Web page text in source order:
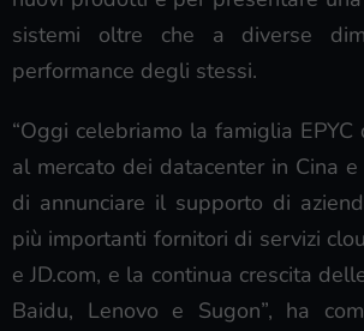
sistemi oltre che a diverse
performance degli stessi.
“Oggi celebriamo la famiglia
al mercato dei datacenter in Cina
di annunciare il supporto di
più importanti fornitori di servizi
e JD.com, e la continua crescita
Baidu, Lenovo e Sugon”, ha